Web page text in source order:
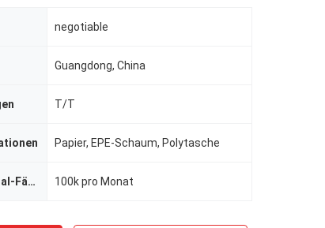
negotiable
Guangdong, China
T/T
Papier, EPE-Schaum, Polytasche
Versorgungsmaterial-Fähigkeit 100k pro Monat